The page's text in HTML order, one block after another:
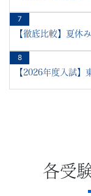
7
【徹底比較】夏休
8
【2026年度入試】
各受